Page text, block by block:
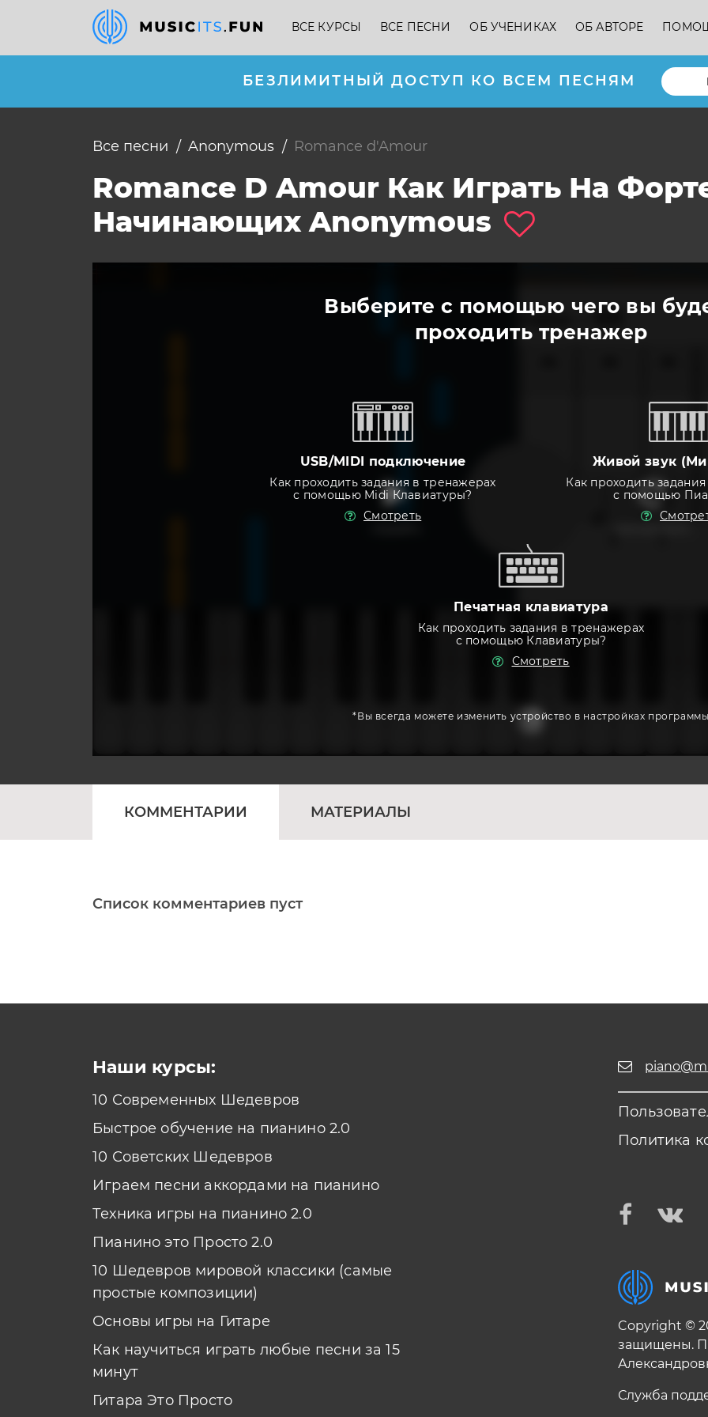
ВСЕ КУРСЫ ВСЕ ПЕСНИ ОБ УЧЕНИКАХ ОБ АВТОРЕ
БЕЗЛИМИТНЫЙ ДОСТУП КО ВСЕМ ПЕСНЯМ
Все песни Anonymous Romance d'Amour
Romance D Amour Как Играть На
Начинающих Anonymous
Выберите с помощью чего вы
проходить тренажер
USB/MIDI подключение
Как проходить задания в тренажерах
с помощью Midi Клавиатуры?
Смотреть
Живой звук
Как проходить
с помощью
Печатная клавиатура
Как проходить задания в тренажерах
с помощью Клавиатуры?
Смотреть
*Вы всегда можете изменить устройство в настройках
КОММЕНТАРИИ МАТЕРИАЛЫ
Список комментариев пуст
Наши курсы:
10 Современных Шедевров
Быстрое обучение на пианино 2.0
10 Советских Шедевров
Играем песни аккордами на пианино
Техника игры на пианино 2.0
Пианино это Просто 2.0
10 Шедевров мировой классики (самые
простые композиции)
Основы игры на Гитаре
Как научиться играть любые песни за 15
минут
Гитара Это Просто
Политика
Copyright ©
защищены.
Служба